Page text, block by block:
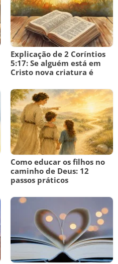
Explicação de 2 Coríntios
5:17: Se alguém está em
Cristo nova criatura é
Como educar os filhos no
caminho de Deus: 12
passos práticos